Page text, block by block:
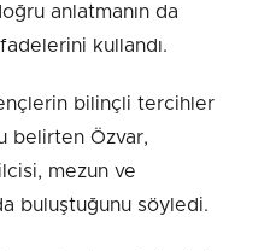
anlatmanın da
kullandı.
bilinçli tercihler
belirten Özvar,
mezun ve
buluştuğunu söyledi.